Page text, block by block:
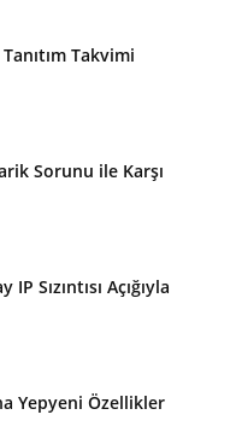
Takvimi
Sorunu ile Karşı
Sızıntısı Açığıyla
Yepyeni Özellikler